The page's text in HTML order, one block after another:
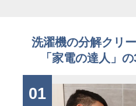
洗濯機の分解クリ
「家電の達人」
01